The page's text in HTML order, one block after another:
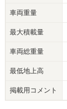
車両重量
最大積載量
車両総重量
最低地上高
掲載用コメント